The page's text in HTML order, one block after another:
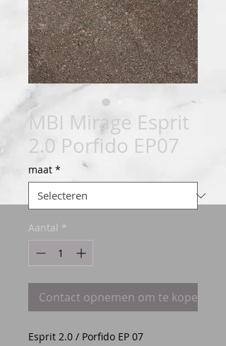
MBI Mirage Esprit
2.0 Porfido EP07
maat *
Aantal *
Contact opnemen om te kopen
Esprit 2.0 / Porfido EP 07